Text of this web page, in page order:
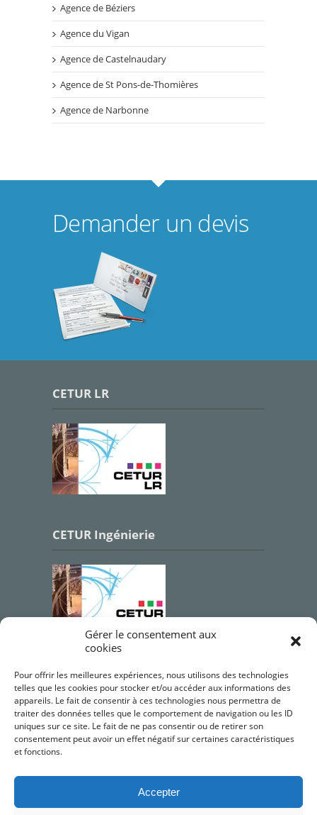
Gérer le consentement aux
cookies
Pour offrir les meilleures expériences, nous utilisons des technologies
telles que les cookies pour stocker et/ou accéder aux informations des
appareils. Le fait de consentir à ces technologies nous permettra de
traiter des données telles que le comportement de navigation ou les ID
uniques sur ce site. Le fait de ne pas consentir ou de retirer son
consentement peut avoir un effet négatif sur certaines caractéristiques
et fonctions.
Accepter
Agence de Béziers
Agence du Vigan
Agence de Castelnaudary
Agence de St Pons-de-Thomières
Agence de Narbonne
Demander un devis
CETUR LR
CETUR Ingénierie
Qualifications OPQIBI